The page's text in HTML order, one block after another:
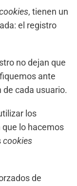
, tienen un
el registro
no dejan que
ante
cada usuario.
los
lo hacemos
cookies
de